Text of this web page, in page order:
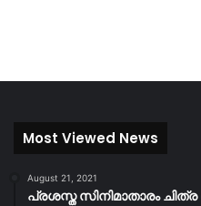
Most Viewed News
August 21, 2021
പ്രശസ്ത സിനിമാതാരം